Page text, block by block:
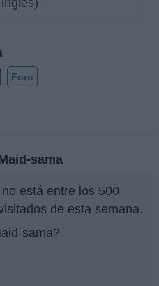
Foro
sama
no está entre los 500
de esta semana.
sama?